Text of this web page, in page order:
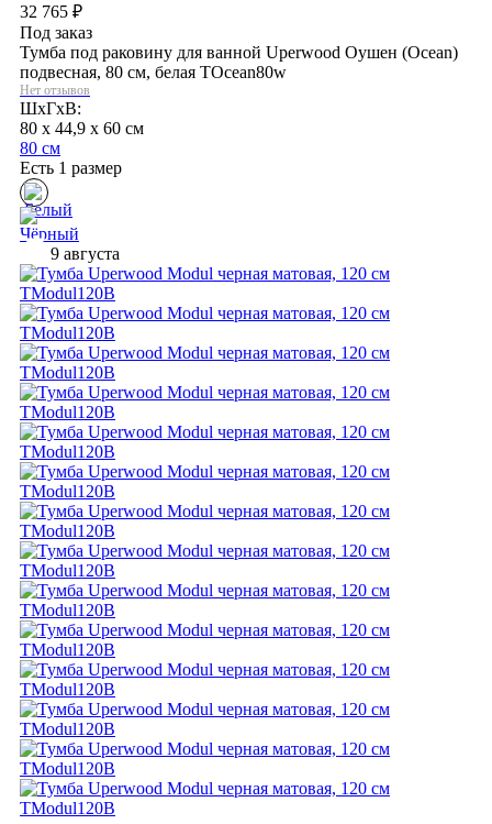
32 765 ₽
Под заказ
Тумба под раковину для ванной Uperwood Оушен (Ocean)
подвесная, 80 см, белая TOcean80w
Нет отзывов
ШхГхВ:
80 x 44,9 x 60 см
80 см
Есть 1 размер
9 августа